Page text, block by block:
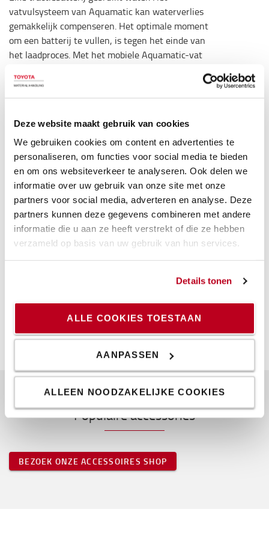
Deze website maakt gebruik van cookies
We gebruiken cookies om content en advertenties te
personaliseren, om functies voor social media te bieden
en om ons websiteverkeer te analyseren. Ook delen we
informatie over uw gebruik van onze site met onze
partners voor social media, adverteren en analyse. Deze
partners kunnen deze gegevens combineren met andere
informatie die u aan ze heeft verstrekt of die ze hebben
verzameld op basis van uw gebruik van hun services.
Details tonen
ALLE COOKIES TOESTAAN
AANPASSEN
ALLEEN NOODZAKELIJKE COOKIES
vatvulsysteem van Aquamatic kan waterverlies
gemakkelijk compenseren. Het optimale moment
om een batterij te vullen, is tegen het einde van
het laadproces. Met het mobiele Aquamatic-vat
batterijwater gevuld worden. Een stabiele trolley
verbetert de mobiliteit van de zware 60 liter tank
perfect wordt gevuld.
Technische specificaties
*Inclusief 5 m slang, Ø 10 x 2 mm
*Inclusief koppeling en stroomindicator
*Vatvolume: 60 l
*Stalen trolley met luchtbanden
*Geleverd zonder inhoud
Hoogte:1,2m
cm
Lengte:63cm
Populaire accessories
BEZOEK ONZE ACCESSOIRES SHOP